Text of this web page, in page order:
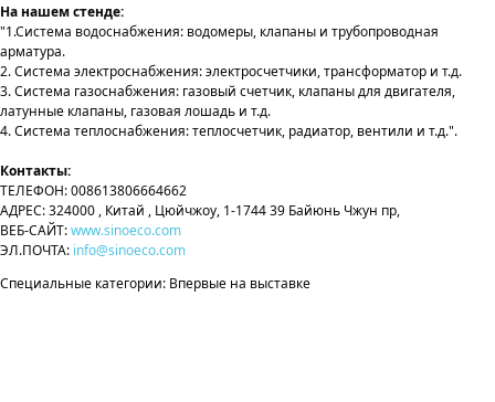
На нашем стенде:
"1.Система водоснабжения: водомеры, клапаны и трубопроводная
арматура.
2. Система электроснабжения: электросчетчики, трансформатор и т.д.
3. Система газоснабжения: газовый счетчик, клапаны для двигателя,
латунные клапаны, газовая лошадь и т.д.
4. Система теплоснабжения: теплосчетчик, радиатор, вентили и т.д.".
Контакты:
ТЕЛЕФОН: 008613806664662
АДРЕС: 324000 , Китай , Цюйчжоу, 1-1744 39 Байюнь Чжун пр,
ВЕБ-САЙТ:www.sinoeco.com
ЭЛ.ПОЧТА: info@sinoeco.com
Cпециальные категории: Впервые на выставке